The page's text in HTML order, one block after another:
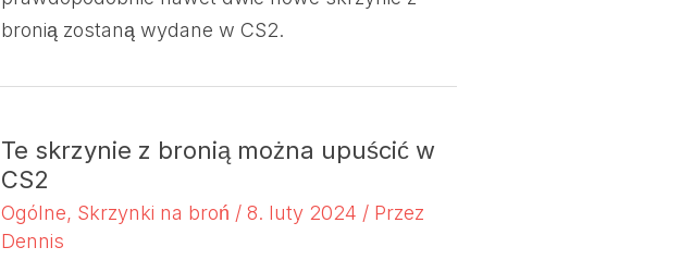
bronią zostaną wydane w CS2.
Te skrzynie z bronią można upuścić w
CS2
Ogólne, Skrzynki na broń / 8. luty 2024 / Przez
Dennis